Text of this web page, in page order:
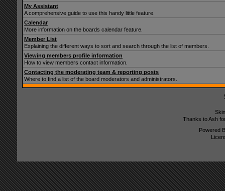
My Assistant
A comprehensive guide to use this handy little feature.
Calendar
More information on the boards calendar feature.
Member List
Explaining the different ways to sort and search through the list of members.
Viewing members profile information
How to view members contact information.
Contacting the moderating team & reporting posts
Where to find a list of the board moderators and administrators.
Thanks to Ash
Powered